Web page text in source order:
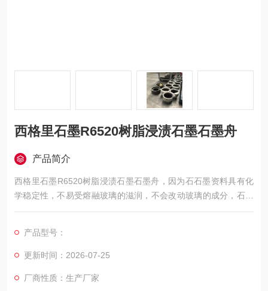
西格里石墨R6520树脂浸渍石墨石墨舟
产品简介
西格里石墨R6520树脂浸渍石墨石墨舟，因为石石墨资料具有化
学稳定性，不易受熔融玻璃的滋润，不会改动玻璃的成分，石墨
资料耐热冲击功能杰出，尺度随温度变化小等特点，所以近年来
管，弯管，漏斗及其它各种异型玻璃瓶的铸模。
产品型号：
更新时间：2026-07-25
厂商性质：生产厂家